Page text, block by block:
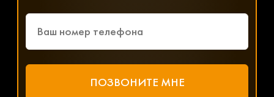
параметрами, ценой и доставкой.